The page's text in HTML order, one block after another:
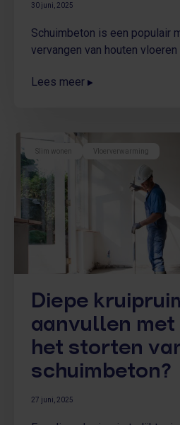
30 juni, 2025
Schuimbeton is een populair
vervangen van houten
dagelijks toe in verschillende
Lees meer
Slim wonen Vloerverwarming
Diepe
aanvullen met
het storten
schuimbeton?
27 juni, 2025